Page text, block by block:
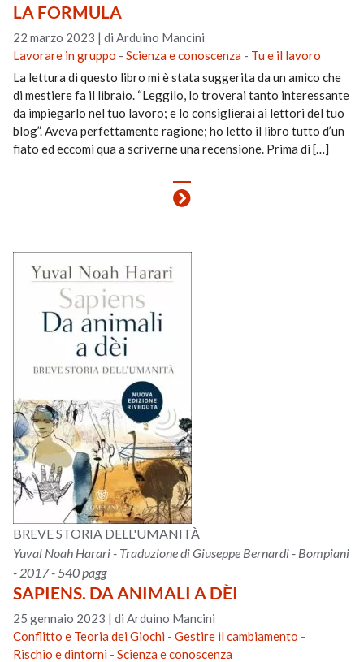
LA FORMULA
22 marzo 2023 |di Arduino Mancini
Lavorare in gruppo -Scienza e conoscenza - Tu e il lavoro
La lettura di questo libro mi è stata suggerita da un amico che
di mestiere fa il libraio. “Leggilo, lo troverai tanto interessante
da impiegarlo nel tuo lavoro; e lo consiglierai ai lettori del tuo
blog”. Aveva perfettamente ragione; ho letto il libro tutto d’un
fiato ed eccomi qua a scriverne una recensione. Prima di […]
BREVE STORIA DELL'UMANITÀ
Yuval Noah Harari - Traduzione di Giuseppe Bernardi - Bompiani
- 2017 - 540 pagg
SAPIENS. DA ANIMALI A DÈI
25 gennaio 2023 |di Arduino Mancini
Conflitto e Teoria dei Giochi -Gestire il cambiamento -
Rischio e dintorni -Scienza e conoscenza